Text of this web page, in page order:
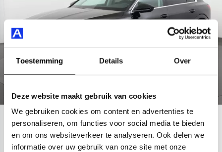
Toestemming Details Over
Deze website maakt gebruik van cookies
We gebruiken cookies om content en advertenties te
personaliseren, om functies voor social media te bieden
en om ons websiteverkeer te analyseren. Ook delen we
informatie over uw gebruik van onze site met onze
Audi e-tron
55 quattro Advanced 95 kWh